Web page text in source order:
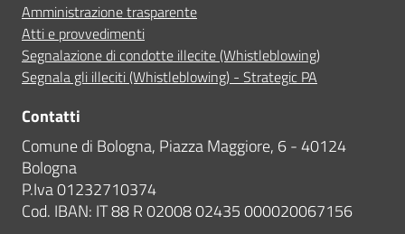
Amministrazione trasparente
Atti e provvedimenti
Segnalazione di condotte illecite (Whistleblowing)
Segnala gli illeciti (Whistleblowing) - Strategic PA
Contatti
Comune di Bologna, Piazza Maggiore, 6 - 40124
Bologna
P.Iva 01232710374
Cod. IBAN: IT 88 R 02008 02435 000020067156